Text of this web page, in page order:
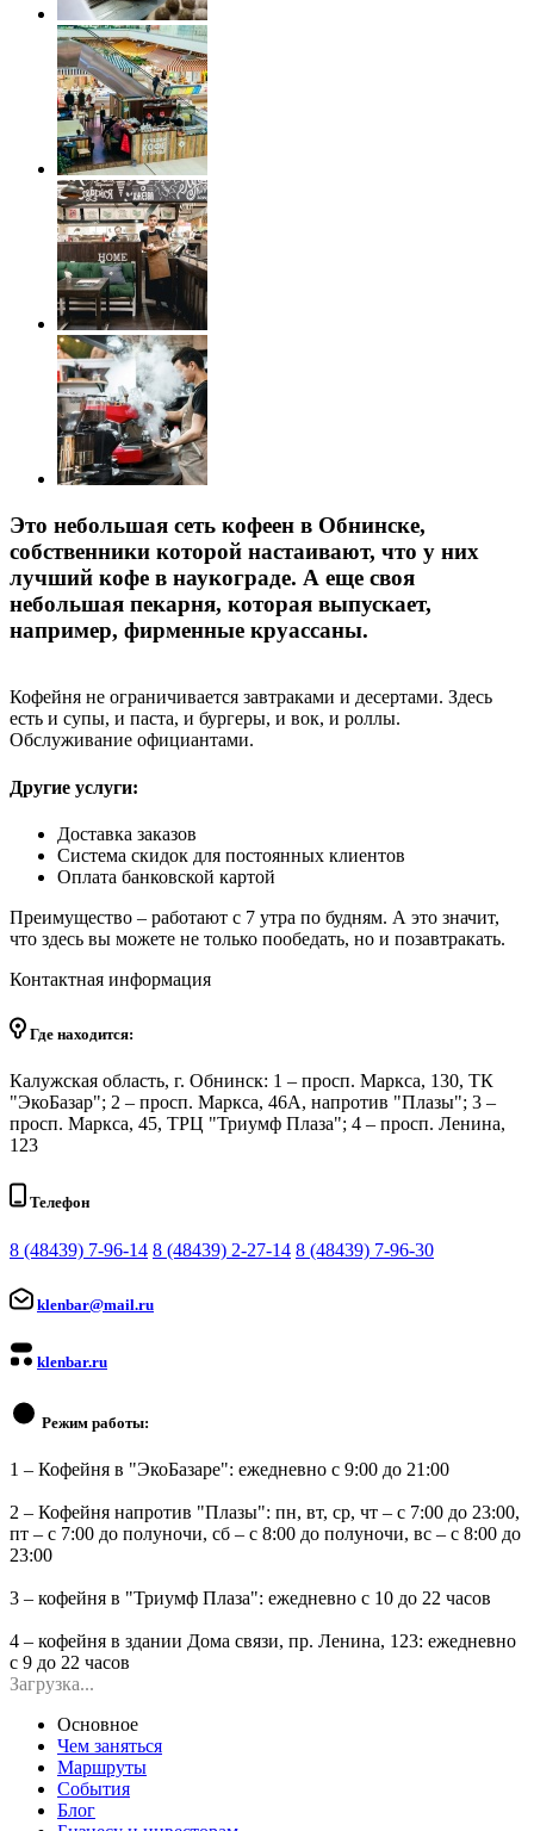
Это небольшая сеть кофеен в Обнинске,
собственники которой настаивают, что у них
лучший кофе в наукограде. А еще своя
небольшая пекарня, которая выпускает,
например, фирменные круассаны.
Кофейня не ограничивается завтраками и десертами. Здесь
есть и супы, и паста, и бургеры, и вок, и роллы.
Обслуживание официантами.
Другие услуги:
Доставка заказов
Система скидок для постоянных клиентов
Оплата банковской картой
Преимущество – работают с 7 утра по будням. А это значит,
что здесь вы можете не только пообедать, но и позавтракать.
Контактная информация
Где находится:
Калужская область, г. Обнинск: 1 – просп. Маркса, 130, ТК
"ЭкоБазар"; 2 – просп. Маркса, 46А, напротив "Плазы"; 3 –
просп. Маркса, 45, ТРЦ "Триумф Плаза"; 4 – просп. Ленина,
123
Телефон
8 (48439) 7-96-14 8 (48439) 2-27-14 8 (48439) 7-96-30
klenbar@mail.ru
klenbar.ru
Режим работы:
1 – Кофейня в "ЭкоБазаре": ежедневно с 9:00 до 21:00
2 – Кофейня напротив "Плазы": пн, вт, ср, чт – с 7:00 до 23:00,
пт – с 7:00 до полуночи, сб – с 8:00 до полуночи, вс – с 8:00 до
23:00
3 – кофейня в "Триумф Плаза": ежедневно с 10 до 22 часов
4 – кофейня в здании Дома связи, пр. Ленина, 123: ежедневно
с 9 до 22 часов
Загрузка...
Основное
Чем заняться
Маршруты
События
Блог